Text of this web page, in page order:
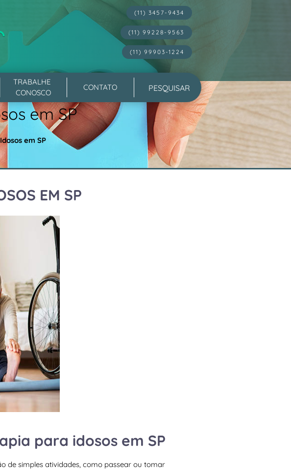
(11) 3457-9434
(11) 99228-9563
(11) 99903-1224
TRABALHE
CONOSCO
CONTATO
em SP
em SP
EM SP
para idosos em SP
de simples atividades, como passear ou tomar